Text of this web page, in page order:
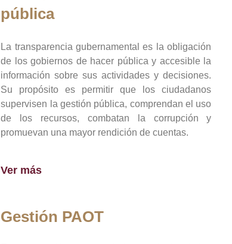
pública
La transparencia gubernamental es la obligación
de los gobiernos de hacer pública y accesible la
información sobre sus actividades y decisiones.
Su propósito es permitir que los ciudadanos
supervisen la gestión pública, comprendan el uso
de los recursos, combatan la corrupción y
promuevan una mayor rendición de cuentas.
Ver más
Gestión PAOT